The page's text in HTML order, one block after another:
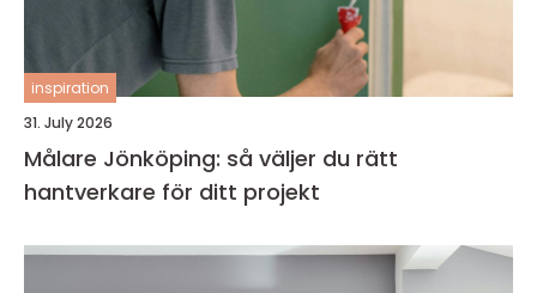
inspiration
31. July 2026
Målare Jönköping: så väljer du rätt
hantverkare för ditt projekt